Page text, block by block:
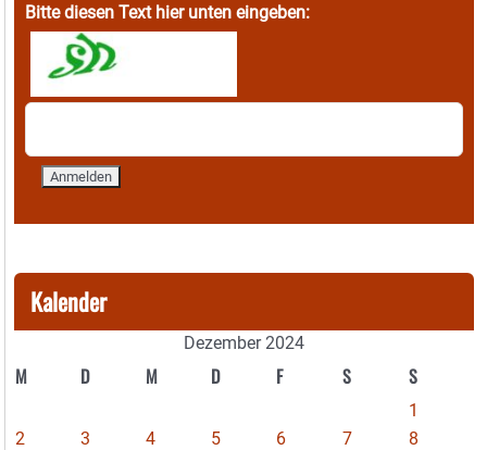
Bitte diesen Text hier unten eingeben:
Kalender
Dezember 2024
M D M D F S S
1
2
3 4 5 6 7
8